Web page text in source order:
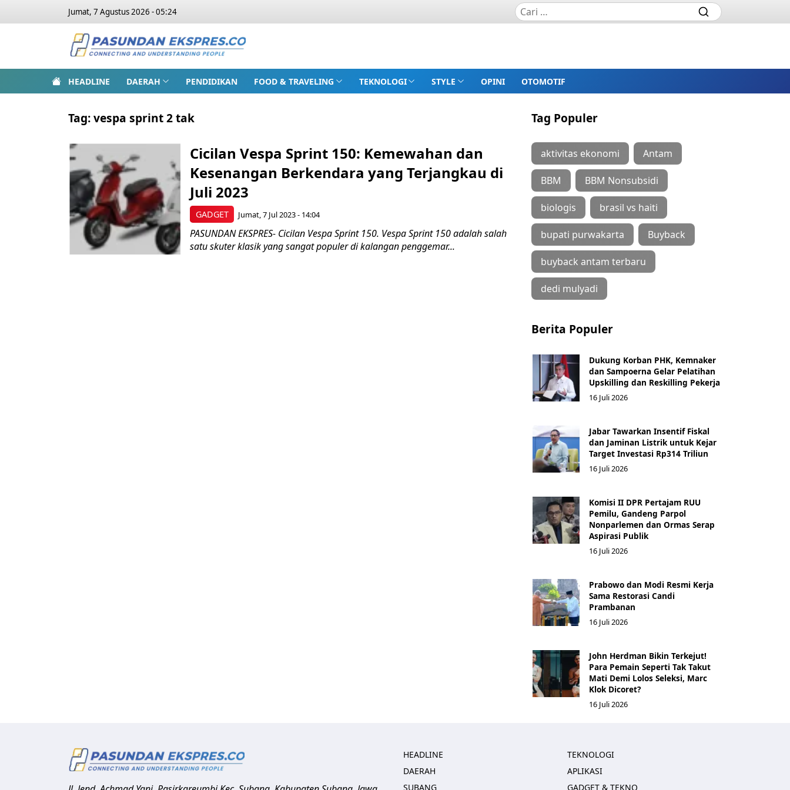
Jumat, 7 Agustus 2026 - 05:24
HEADLINE DAERAH PENDIDIKAN FOOD & TRAVELING TEKNOLOGI STYLE OPINI OTOMOTIF
Tag:vespa sprint 2 tak
GADGET
Cicilan Vespa Sprint 150: Kemewahan dan
Kesenangan Berkendara yang Terjangkau di
Juli 2023
Jumat, 7 Jul 2023 - 14:04
PASUNDAN EKSPRES- Cicilan Vespa Sprint 150. Vespa Sprint 150 adalah salah
satu skuter klasik yang sangat populer di kalangan penggemar...
Tag Populer
aktivitas ekonomi Antam
BBM BBM Nonsubsidi
biologis brasil vs haiti
bupati purwakarta Buyback
buyback antam terbaru
dedi mulyadi
Berita Populer
Dukung Korban PHK, Kemnaker
dan Sampoerna Gelar Pelatihan
Upskilling dan Reskilling Pekerja
16 Juli 2026
Jabar Tawarkan Insentif Fiskal
dan Jaminan Listrik untuk Kejar
Target Investasi Rp314 Triliun
16 Juli 2026
Komisi II DPR Pertajam RUU
Pemilu, Gandeng Parpol
Nonparlemen dan Ormas Serap
Aspirasi Publik
16 Juli 2026
Prabowo dan Modi Resmi Kerja
Sama Restorasi Candi
Prambanan
16 Juli 2026
John Herdman Bikin Terkejut!
Para Pemain Seperti Tak Takut
Mati Demi Lolos Seleksi, Marc
Klok Dicoret?
16 Juli 2026
HEADLINE
DAERAH
SUBANG
TEKNOLOGI
APLIKASI
GADGET & TEKNO